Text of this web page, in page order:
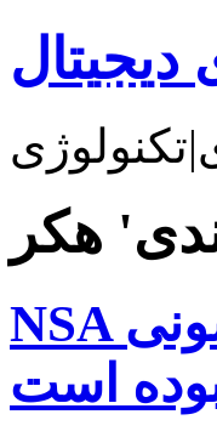
دیجیتال
NSA از مدت ها قبل در حال رهگیری هکر های سونی